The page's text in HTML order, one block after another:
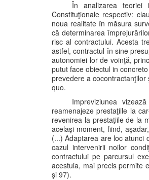
În analizarea teoriei
Constituţionale respectiv:
noua realitate în măsura
că determinarea
risc al contractului. Acesta
astfel, contractul în sine
autonomiei lor de voinţă,
putut face obiectul in
prevedere a
quo.
Impreviziunea
reamenajeze prestaţiile la
revenirea la prestaţiile de la
acelaşi moment, fiind,
(...) Adaptarea are loc atunci
cazul intervenirii noilor
contractului pe parcursul
acestuia, mai precis permite
şi 97).